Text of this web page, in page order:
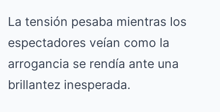
La tensión pesaba mientras los
espectadores veían como la
arrogancia se rendía ante una
brillantez inesperada.